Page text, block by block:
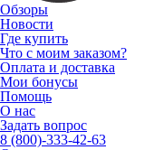
Обзоры
Новости
Где купить
Что с моим заказом?
Оплата и доставка
Мои бонусы
Помощь
О нас
Задать вопрос
8 (800)-333-42-63